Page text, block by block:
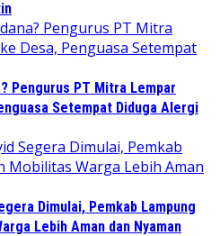
Pengurus PT Mitra Lempar
Setempat Diduga Alergi
Dimulai, Pemkab Lampung
Lebih Aman dan Nyaman